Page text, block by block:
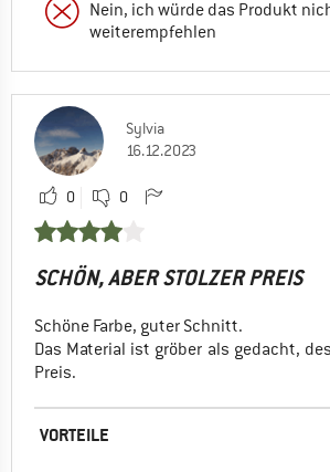
Nein, ich würde das Produkt
weiterempfehlen
Sylvia
16.12.2023
0 0
SCHÖN, ABER STOLZER PREIS
Schöne Farbe, guter Schnitt.
Das Material ist gröber als gedacht,
Preis.
VORTEILE